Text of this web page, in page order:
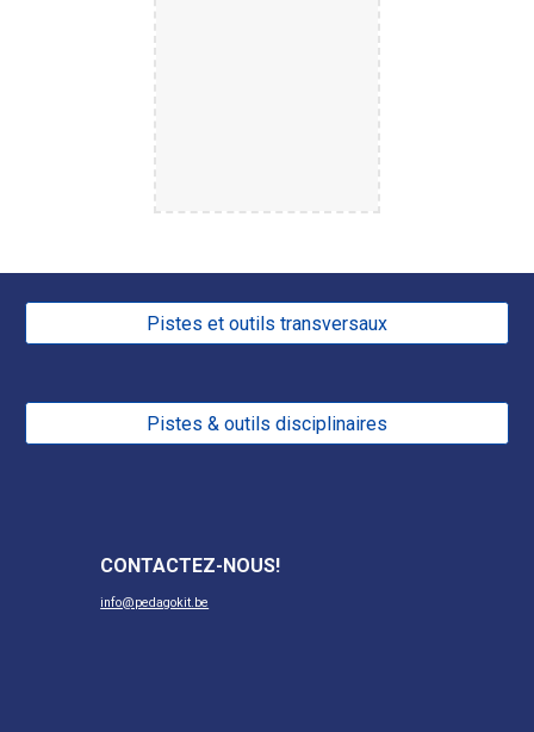
Pistes et outils transversaux
Pistes & outils disciplinaires
CONTACTEZ-NOUS!
info@pedagokit.be